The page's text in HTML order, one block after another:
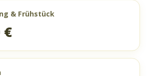
& Frühstück
€